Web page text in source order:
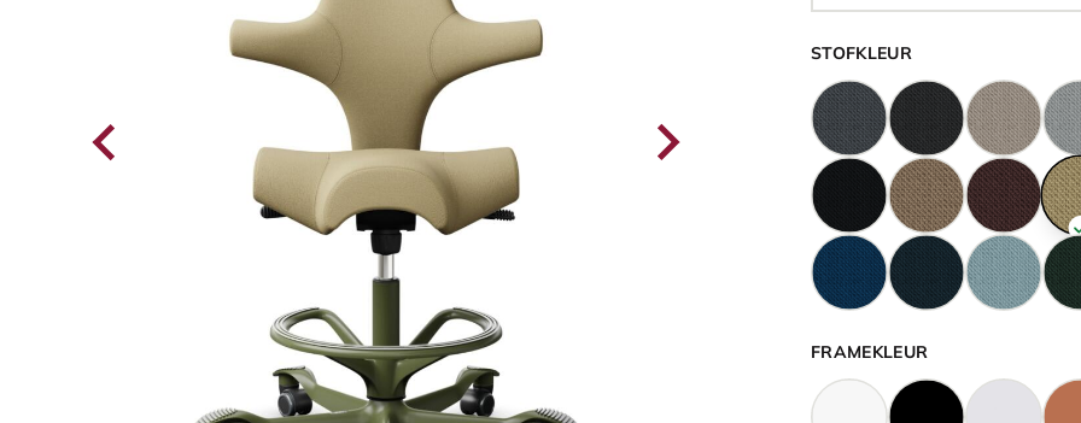
STOFKLEUR
FRAMEKLEUR